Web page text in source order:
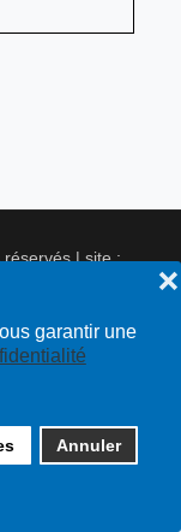
garantir une
Annuler
❌
| site :